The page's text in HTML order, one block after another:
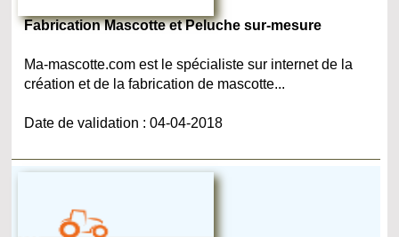
Fabrication Mascotte et Peluche sur-mesure
Ma-mascotte.com est le spécialiste sur internet de la
création et de la fabrication de mascotte...
Date de validation : 04-04-2018